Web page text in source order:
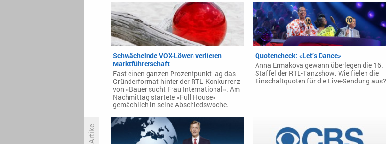
Schwächelnde VOX-Löwen verlieren
Marktführerschaft
Fast einen ganzen Prozentpunkt lag das
Gründerformat hinter der RTL-Konkurrenz
von «Bauer sucht Frau International». Am
Nachmittag startete «Full House»
gemächlich in seine Abschiedswoche.
Quotencheck: «Let’s Dance»
Anna Ermakova gewann überlegen die 16.
Staffel der RTL-Tanzshow. Wie fielen die
Einschaltquoten für die Live-Sendung aus?